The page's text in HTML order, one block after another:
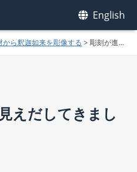
English
ら釈迦如来を彫像する > 彫刻が進みお姿が見えだしてきました
えだしてきまし